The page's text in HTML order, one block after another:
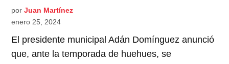
por Juan Martínez
enero 25, 2024
El presidente municipal Adán Domínguez anunció
que, ante la temporada de huehues, se